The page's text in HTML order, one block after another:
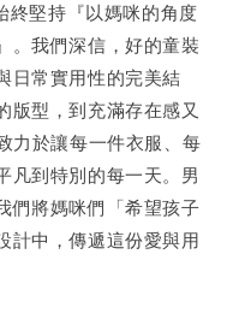
堅持『以媽咪的角度
。我們深信，好的童裝
日常實用性的完美結
版型，到充滿存在感又
力於讓每一件衣服、每
凡到特別的每一天。男
們將媽咪們「希望孩子
計中，傳遞這份愛與用